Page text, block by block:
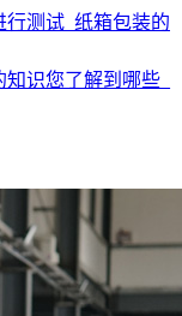
行测试_纸箱包装的
识您了解到哪些_